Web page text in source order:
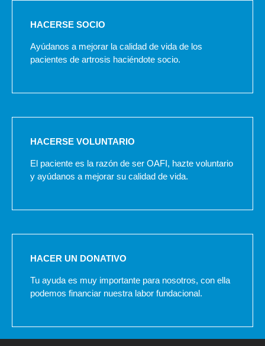
HACERSE SOCIO
Ayúdanos a mejorar la calidad de vida de los
pacientes de artrosis haciéndote socio.
HACERSE VOLUNTARIO
El paciente es la razón de ser OAFI, hazte voluntario
y ayúdanos a mejorar su calidad de vida.
HACER UN DONATIVO
Tu ayuda es muy importante para nosotros, con ella
podemos financiar nuestra labor fundacional.